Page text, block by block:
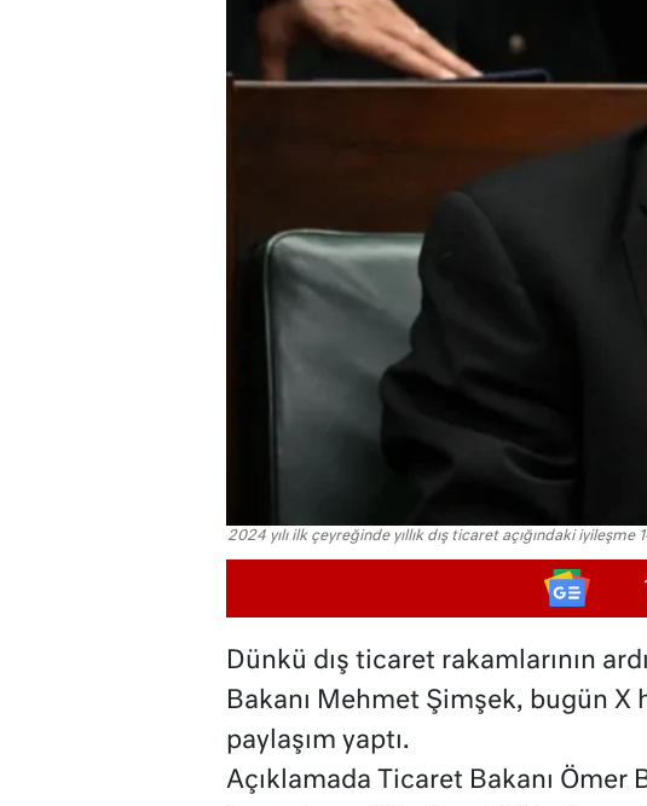
2024 yılı ilk çeyreğinde yıllık dış ticaret açığındaki iyileşme
Dünkü dış ticaret rakamlarının
Bakanı Mehmet Şimşek, bugün X
paylaşım yaptı.
Açıklamada Ticaret Bakanı Ömer